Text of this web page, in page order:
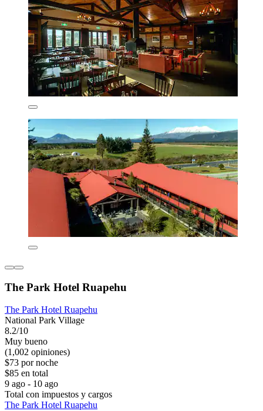
The Park Hotel Ruapehu
The Park Hotel Ruapehu
National Park Village
8.2/10
Muy bueno
(1,002 opiniones)
$73 por noche
$85 en total
9 ago - 10 ago
Total con impuestos y cargos
The Park Hotel Ruapehu